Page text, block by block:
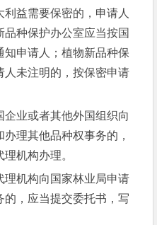
益需要保密的，申请人
种保护办公室应当按国
申请人；植物新品种保
人未注明的，按保密申请
业或者其他外国组织向
理其他品种权事务的，
机构办理。
机构向国家林业局申请
，应当提交委托书，写